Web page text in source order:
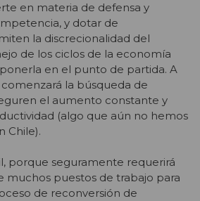
en materia de defensa y
y dotar de
la discrecionalidad del
de los ciclos de la economía
en el punto de partida. A
la búsqueda de
el aumento constante y
(algo que aún no hemos
Chile).
porque seguramente requerirá
muchos puestos de trabajo para
de reconversión de